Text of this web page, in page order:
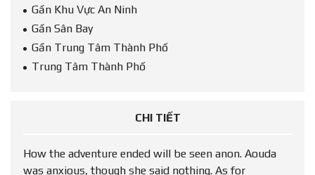
Gần Khu Vực An Ninh
Gần Sân Bay
Gần Trung Tâm Thành Phố
Trung Tâm Thành Phố
CHI TIẾT
How the adventure ended will be seen anon. Aouda
was anxious, though she said nothing. As for